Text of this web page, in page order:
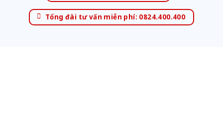
Tổng đài tư vấn miễn phí: 0824.400.400